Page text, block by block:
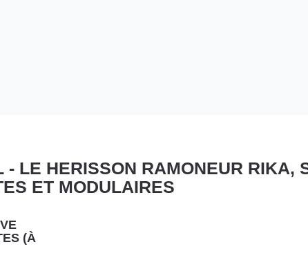
LE HERISSON RAMONEUR RIKA,
ET MODULAIRES
(À